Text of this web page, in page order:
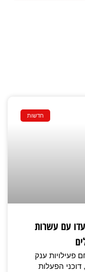
חדשות
עם עשרות
פעילויות ענק
הפעלות